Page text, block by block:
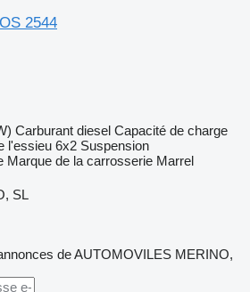
2544
Carburant diesel Capacité de charge
l'essieu 6x2 Suspension
Marque de la carrosserie Marrel
SL
de AUTOMOVILES MERINO,